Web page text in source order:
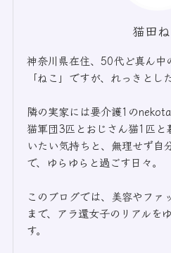
猫田
神奈川県在住、50代ど真ん中
「ねこ」ですが、れっきとし
隣の実家には要介護1の
猫軍団3匹とおじさん猫1匹と
いたい気持ちと、無理せず自
で、ゆらゆらと過ごす日々。
このブログでは、美容やファ
まで、アラ還女子のリアルを
す。